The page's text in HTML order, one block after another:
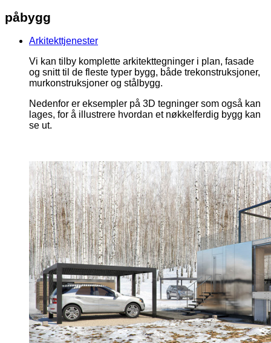
påbygg
Arkitekttjenester
Vi kan tilby komplette arkitekttegninger i plan, fasade
og snitt til de fleste typer bygg, både trekonstruksjoner,
murkonstruksjoner og stålbygg.
Nedenfor er eksempler på 3D tegninger som også kan
lages, for å illustrere hvordan et nøkkelferdig bygg kan
se ut.